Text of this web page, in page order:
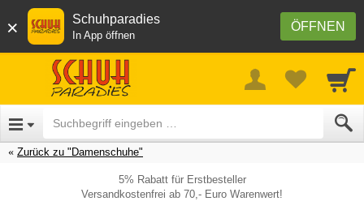
× ÖFFNEN
Schuhparadies
In App öffnen
Zurück zu "Damenschuhe"
5% Rabatt für Erstbesteller
Versandkostenfrei ab 70,- Euro Warenwert!